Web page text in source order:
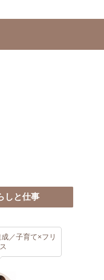
しと仕事
／子育て×フリ